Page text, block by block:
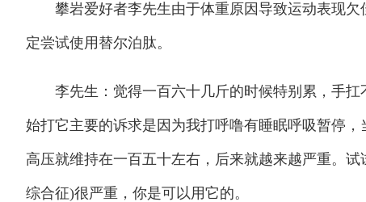
攀岩爱好者李先生由于体重原因导致运动表现欠
定尝试使用替尔泊肽。
李先生：觉得一百六十几斤的时候特别累，手扛
始打它主要的诉求是因为我打呼噜有睡眠呼吸暂停
高压就维持在一百五十左右，后来就越来越严重。
综合征)很严重，你是可以用它的。